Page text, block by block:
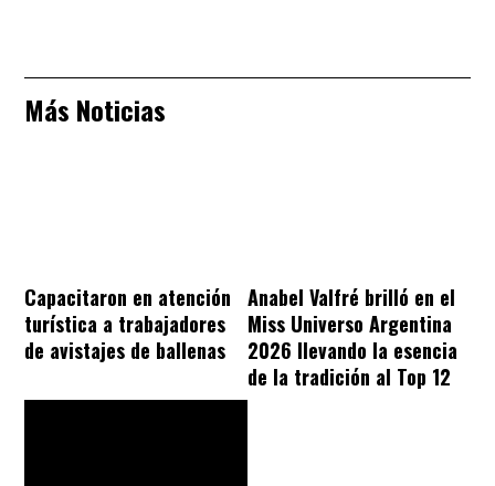
Más Noticias
Capacitaron en atención
turística a trabajadores
de avistajes de ballenas
Anabel Valfré brilló en el
Miss Universo Argentina
2026 llevando la esencia
de la tradición al Top 12